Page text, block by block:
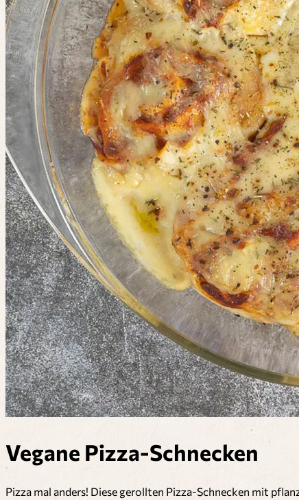
Vegane Pizza-Schnecken
Pizza mal anders! Diese gerollten Pizza-Schnecken mit